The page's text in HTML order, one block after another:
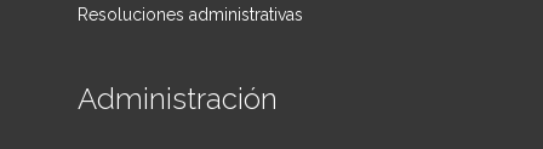
Resoluciones administrativas
Administración